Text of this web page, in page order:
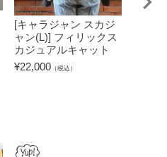
[キャラジャン スカジ
ャン(L)] フィリックス
カジュアルキャット
¥22,000 （税込）